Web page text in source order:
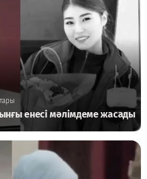
енесі мәлімдеме жасады